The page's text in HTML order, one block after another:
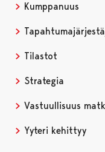
Kumppanuus
Tilastot
Strategia
Vastuullisuus
Yyteri kehittyy